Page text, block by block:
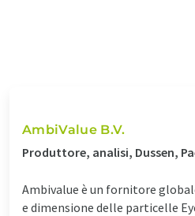
AmbiValue B.V.
Produttore, analisi, Dussen,
Ambivalue è un fornitore
e dimensione delle particelle